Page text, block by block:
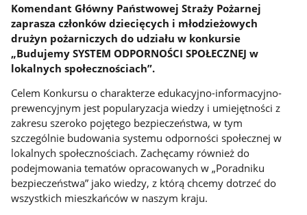
Komendant Główny Państwowej Straży Pożarnej
zaprasza członków dziecięcych i młodzieżowych
drużyn pożarniczych do udziału w konkursie
„Budujemy SYSTEM ODPORNOŚCI SPOŁECZNEJ w
lokalnych społecznościach”.
Celem Konkursu o charakterze edukacyjno-informacyjno-
prewencyjnym jest popularyzacja wiedzy i umiejętności z
zakresu szeroko pojętego bezpieczeństwa, w tym
szczególnie budowania systemu odporności społecznej w
lokalnych społecznościach. Zachęcamy również do
podejmowania tematów opracowanych w „Poradniku
bezpieczeństwa” jako wiedzy, z którą chcemy dotrzeć do
wszystkich mieszkańców w naszym kraju.